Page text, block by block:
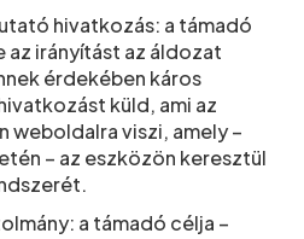
hivatkozás: a támadó
irányítást az áldozat
érdekében káros
küld, ami az
weboldalra viszi, amely –
– az eszközön keresztül
a támadó célja –